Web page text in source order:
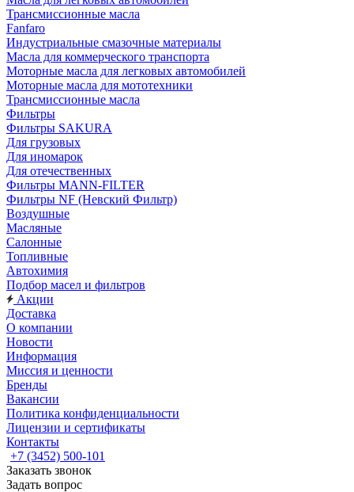
Трансмиссионные масла
Fanfaro
Индустриальные смазочные материалы
Масла для коммерческого транспорта
Моторные масла для легковых автомобилей
Моторные масла для мототехники
Трансмиссионные масла
Фильтры
Фильтры SAKURA
Для грузовых
Для иномарок
Для отечественных
Фильтры MANN-FILTER
Фильтры NF (Невский Фильтр)
Воздушные
Масляные
Салонные
Топливные
Автохимия
Подбор масел и фильтров
Акции
Доставка
О компании
Новости
Информация
Миссия и ценности
Бренды
Вакансии
Политика конфиденциальности
Лицензии и сертификаты
Контакты
+7 (3452) 500-101
Заказать звонок
Задать вопрос